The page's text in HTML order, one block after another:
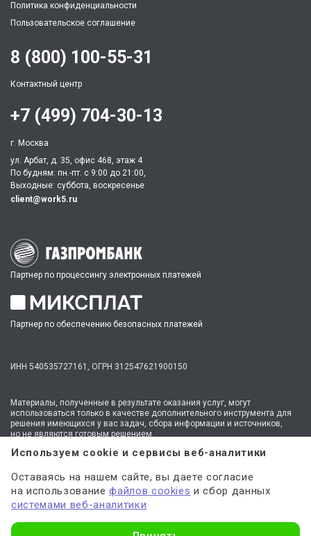
Политика конфиденциальности
Пользовательское соглашение
Партнер по процессингу электронных платежей
Партнер по обеспечению безопасных платежей
ИНН 540535727161, ОГРН 312547621900150
8 (800) 100-55-31
Контактный центр
+7 (499) 704-30-13
г. Москва
ул. Арбат, д. 35, офис 468, этаж 4
По будням: пн.-пт. c 9:00 до 21:00,
Выходные: суббота, воскресенье
client@work5.ru
Материалы, полученные в результате оказания услуг, могут
использоваться только в качестве дополнительного инструмента для
решения имеющихся у вас задач, сбора информации и источников,
но не являются готовым решением.
* №1 на рынке консультационных услуг для студентов по количеству
стационарных офисов-филиалов в 14 городах России (от Иркутска до
вся Россия.
Мы используем файлы cookieисервисы веб-аналитики
для персонализации сервисов и повышения удобства пользования
настройки браузера.
Используем cookie и сервисы веб-аналитики
Оставаясь на нашем сайте, вы даете согласие
на использованиефайлов cookies и сбор данных
системами веб-аналитики